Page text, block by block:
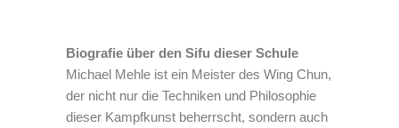
Biografie über den Sifu dieser Schule
Michael Mehle ist ein Meister des Wing Chun,
der nicht nur die Techniken und Philosophie
dieser Kampfkunst beherrscht, sondern auch